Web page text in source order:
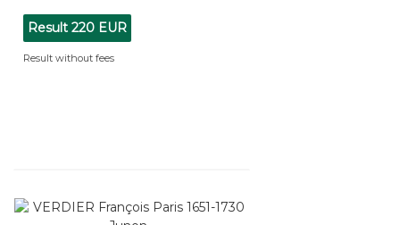
Result 220 EUR
Result without fees